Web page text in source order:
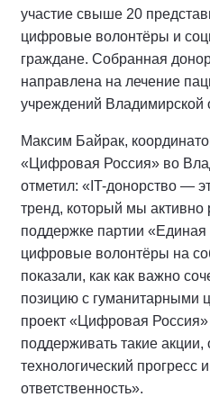
участие свыше 20
цифровые волонтёры и
граждане. Собранная
направлена на лечение
учреждений Владимирской
Максим Байрак,
«Цифровая Россия» во
отметил: «IT-донорство —
тренд, который мы активно
поддержке партии
цифровые волонтёры на
показали, как как важно
позицию с гуманитарными
проект «Цифровая Россия»
поддерживать такие акции,
технологический прогресс
ответственность».